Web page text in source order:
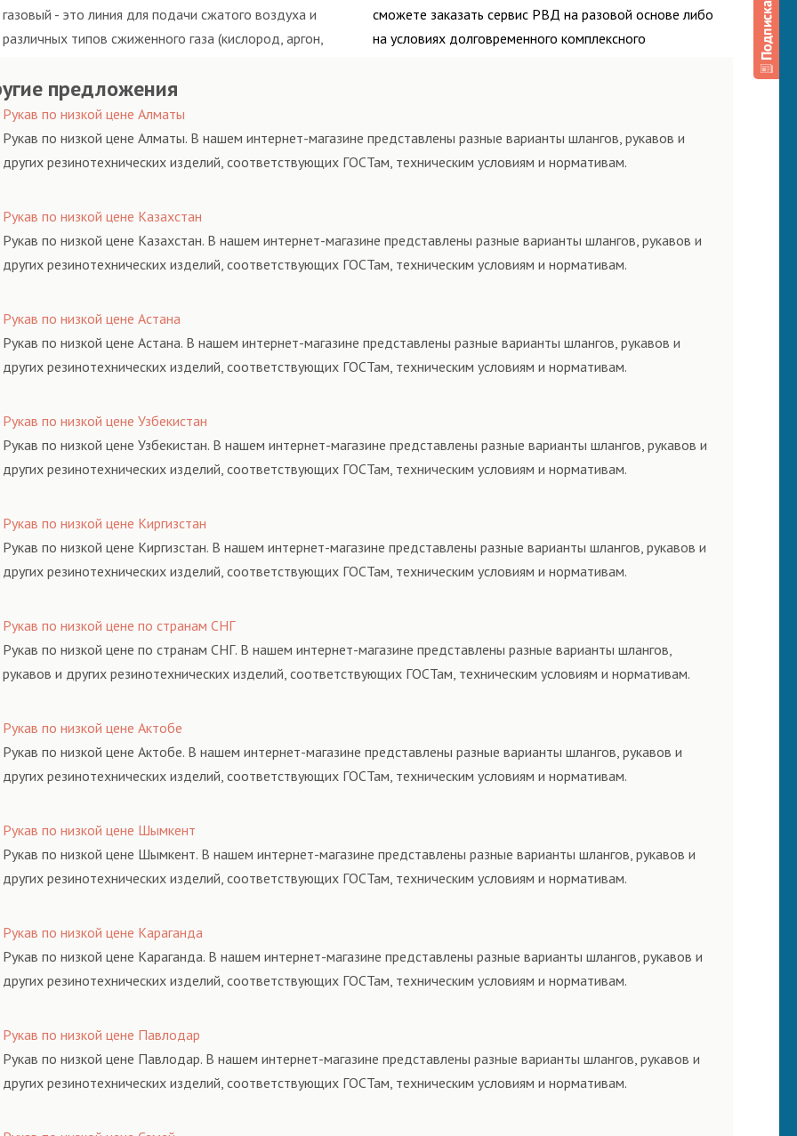
газовый - это линия для подачи сжатого воздуха и
различных типов сжиженного газа (кислород, аргон,
элементами системы.
сможете заказать сервис РВД на разовой основе либо
на условиях долговременного комплексного
предложения
Рукав по низкой цене Алматы
Рукав по низкой цене Алматы. В нашем интернет-магазине представлены разные варианты шлангов, рукавов и
других резинотехнических изделий, соответствующих ГОСТам, техническим условиям и нормативам.
Рукав по низкой цене Казахстан
Рукав по низкой цене Казахстан. В нашем интернет-магазине представлены разные варианты шлангов, рукавов и
других резинотехнических изделий, соответствующих ГОСТам, техническим условиям и нормативам.
Рукав по низкой цене Астана
Рукав по низкой цене Астана. В нашем интернет-магазине представлены разные варианты шлангов, рукавов и
других резинотехнических изделий, соответствующих ГОСТам, техническим условиям и нормативам.
Рукав по низкой цене Узбекистан
Рукав по низкой цене Узбекистан. В нашем интернет-магазине представлены разные варианты шлангов, рукавов и
других резинотехнических изделий, соответствующих ГОСТам, техническим условиям и нормативам.
Рукав по низкой цене Киргизстан
Рукав по низкой цене Киргизстан. В нашем интернет-магазине представлены разные варианты шлангов, рукавов и
других резинотехнических изделий, соответствующих ГОСТам, техническим условиям и нормативам.
Рукав по низкой цене по странам СНГ
Рукав по низкой цене по странам СНГ. В нашем интернет-магазине представлены разные варианты шлангов,
рукавов и других резинотехнических изделий, соответствующих ГОСТам, техническим условиям и нормативам.
Рукав по низкой цене Актобе
Рукав по низкой цене Актобе. В нашем интернет-магазине представлены разные варианты шлангов, рукавов и
других резинотехнических изделий, соответствующих ГОСТам, техническим условиям и нормативам.
Рукав по низкой цене Шымкент
Рукав по низкой цене Шымкент. В нашем интернет-магазине представлены разные варианты шлангов, рукавов и
других резинотехнических изделий, соответствующих ГОСТам, техническим условиям и нормативам.
Рукав по низкой цене Караганда
Рукав по низкой цене Караганда. В нашем интернет-магазине представлены разные варианты шлангов, рукавов и
других резинотехнических изделий, соответствующих ГОСТам, техническим условиям и нормативам.
Рукав по низкой цене Павлодар
Рукав по низкой цене Павлодар. В нашем интернет-магазине представлены разные варианты шлангов, рукавов и
других резинотехнических изделий, соответствующих ГОСТам, техническим условиям и нормативам.